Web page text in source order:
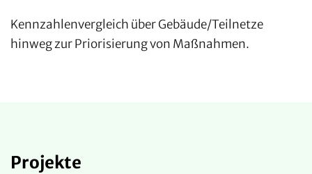
Kennzahlenvergleich über Gebäude/Teilnetze
hinweg zur Priorisierung von Maßnahmen.
Projekte